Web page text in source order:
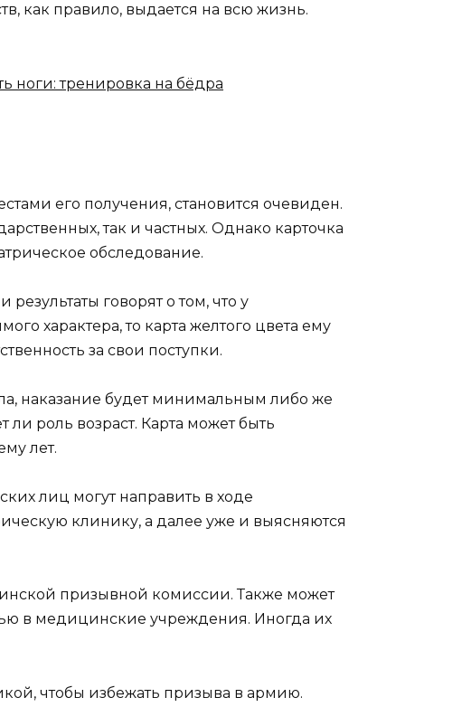
как правило, выдается на всю жизнь.
ноги: тренировка на бёдра
его получения, становится очевиден.
так и частных. Однако карточка
обследование.
говорят о том, что у
характера, то карта желтого цвета ему
за свои поступки.
наказание будет минимальным либо же
ли роль возраст. Карта может быть
лет.
лиц могут направить в ходе
клинику, а далее уже и выясняются
призывной комиссии. Также может
в медицинские учреждения. Иногда их
чтобы избежать призыва в армию.